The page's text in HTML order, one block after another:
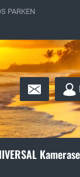
PARKEN